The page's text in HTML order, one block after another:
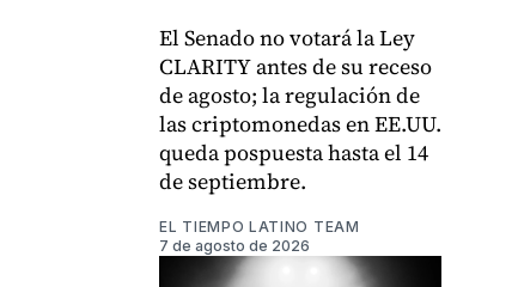
El Senado no votará la Ley
CLARITY antes de su receso
de agosto; la regulación de
las criptomonedas en EE.UU.
queda pospuesta hasta el 14
de septiembre.
EL TIEMPO LATINO TEAM
7 de agosto de 2026